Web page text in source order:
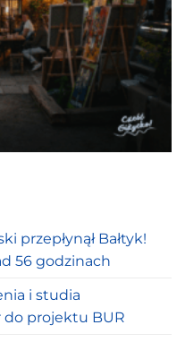
przepłynął Bałtyk!
56 godzinach
i studia
do projektu BUR